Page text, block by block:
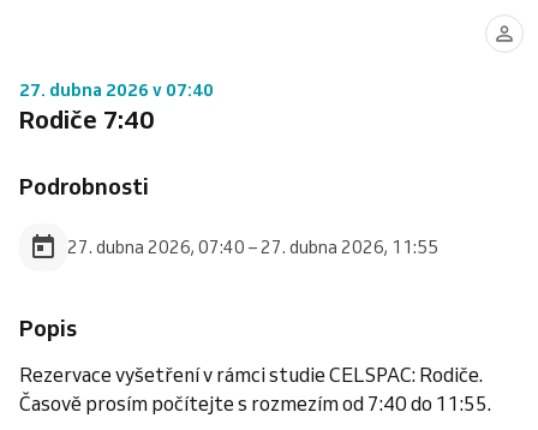
27. dubna 2026 v 07:40
Rodiče 7:40
Podrobnosti
27. dubna 2026, 07:40 – 27. dubna 2026, 11:55
Popis
Rezervace vyšetření v rámci studie CELSPAC: Rodiče.
Časově prosím počítejte s rozmezím od 7:40 do 11:55.